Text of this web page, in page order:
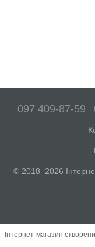
097 409-87-59
© 2018–2026
Інтернет-магазин